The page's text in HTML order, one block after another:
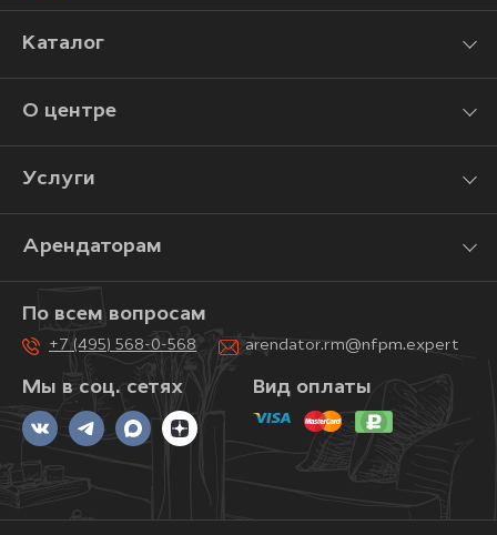
Каталог
О центре
Услуги
Арендаторам
Мы в соц. сетях
По всем вопросам
+7 (495) 568-0-568 arendator.rm@nfpm.expert
Вид оплаты